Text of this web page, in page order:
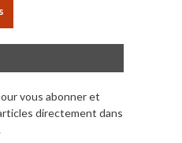
vous abonner et
directement dans